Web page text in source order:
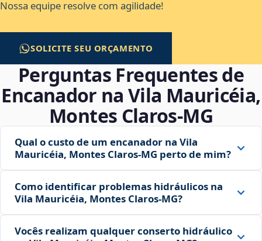
Nossa equipe resolve com agilidade!
SOLICITE SEU ORÇAMENTO
Perguntas Frequentes de
Encanador na Vila Mauricéia,
Montes Claros‑MG
Qual o custo de um encanador na Vila
Mauricéia, Montes Claros‑MG perto de mim?
Como identificar problemas hidráulicos na
Vila Mauricéia, Montes Claros‑MG?
Vocês realizam qualquer conserto hidráulico